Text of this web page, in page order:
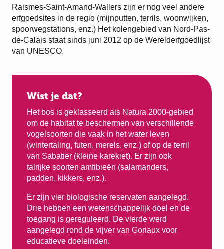
Raismes-Saint-Amand-Wallers zijn er nog veel andere
erfgoedsites in de regio (mijnputten, terrils, woonwijken,
spoorwegstations, enz.) Het kolengebied van Nord-Pas-
de-Calais staat sinds juni 2012 op de Werelderfgoedlijst
van UNESCO.
Wist je dat?
Het bos is geklasseerd als Natura 2000-gebied
om de habitat te beschermen van verschillende
vogelsoorten die vaak in het water leven
(wintertaling, futen, merels, enz.) of op de terril
van Sabatier (kleine karekiet). Er zijn ook
talrijke soorten amfibieën (salamanders,
padden, kikkers, enz.).
Er zijn vier biologische reservaten aangelegd.
Drie hebben een wetenschappelijk doel en de
toegang is gereguleerd. De vierde werd
aangelegd rond de vijver van Goriaux voor
educatieve doeleinden.